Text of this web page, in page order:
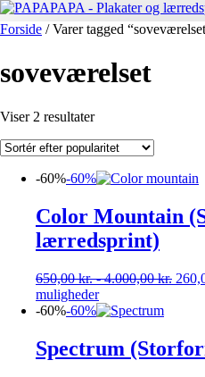
Forside / Varer tagged
soveværelset
Viser 2 resultaterSorteret
popularitet
-60%-60%
Color Mountain
lærredsprint)
650,00kr.-4.000,00kr.
mulighederDette
vare
varianter.
-60%-60%
Spectrum